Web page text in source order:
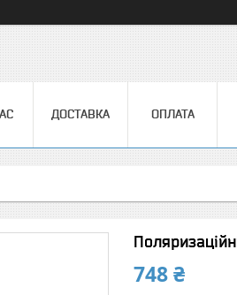
ДОСТАВКА ОПЛАТА
748 ₴